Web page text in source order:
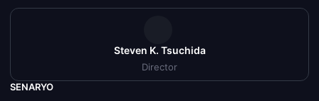
Steven K. Tsuchida
Director
SENARYO